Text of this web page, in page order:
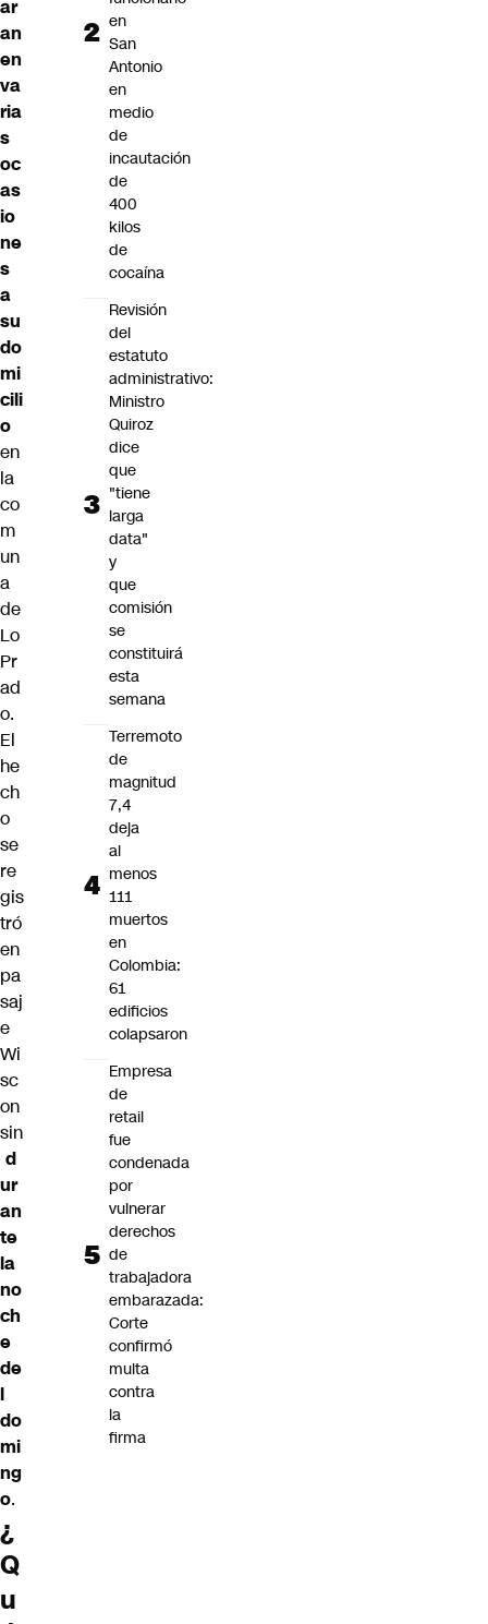
ar
an
en
va
ria
s
oc
as
io
ne
s
a
su
do
mi
cili
o
en
la
co
m
un
a
de
Lo
Pr
ad
o.
El
he
ch
o
se
re
gis
tró
en
pa
saj
e
Wi
sc
on
sin
d
ur
an
te
la
no
ch
e
de
l
do
mi
ng
o.
¿
Q
u
en
San
Antonio
en
medio
de
incautación
de
400
kilos
de
cocaína
Revisión
del
estatuto
administrativo:
Ministro
Quiroz
dice
que
"tiene
larga
data"
y
que
comisión
se
constituirá
esta
semana
Terremoto
de
magnitud
7,4
deja
al
menos
111
muertos
en
Colombia:
61
edificios
colapsaron
Empresa
de
retail
fue
condenada
por
vulnerar
derechos
de
trabajadora
embarazada:
Corte
confirmó
multa
contra
la
firma